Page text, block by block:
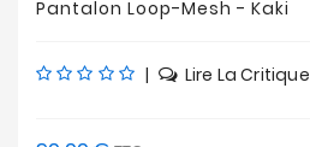
Pantalon Loop-Mesh - Kaki
| Lire La Critique